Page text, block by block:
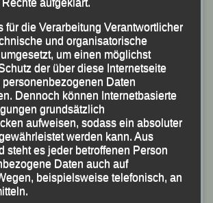
für die Verarbeitung Verantwortlicher
und organisatorische
um einen möglichst
der über diese Internetseite
Daten
Dennoch können Internetbasierte
grundsätzlich
aufweisen, sodass ein absoluter
werden kann. Aus
steht es jeder betroffenen Person
Daten auch auf
beispielsweise telefonisch, an